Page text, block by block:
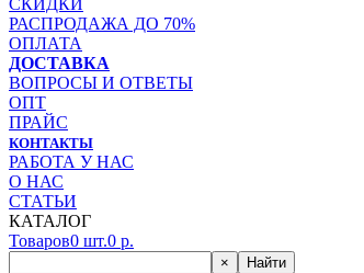
СКИДКИ
РАСПРОДАЖА ДО 70%
ОПЛАТА
ДОСТАВКА
ВОПРОСЫ И ОТВЕТЫ
ОПТ
ПРАЙС
КОНТАКТЫ
РАБОТА У НАС
О НАС
СТАТЬИ
КАТАЛОГ
Товаров0 шт.0 р.
× Найти